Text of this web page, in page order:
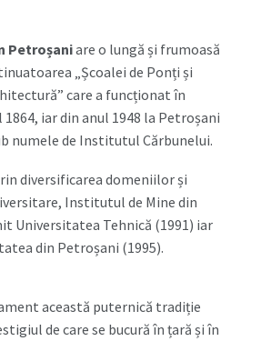
Petroșaniare o lungă și frumoasă
„Școalei de Ponți și
care a funcționat în
iar din anul 1948 la Petroșani
numele de Institutul Cărbunelui.
diversificarea domeniilor și
Institutul de Mine din
Universitatea Tehnică (1991) iar
din Petroșani (1995).
această puternică tradiție
de care se bucură în țară și în